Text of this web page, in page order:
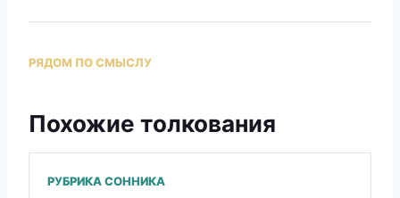
РЯДОМ ПО СМЫСЛУ
Похожие толкования
РУБРИКА СОННИКА